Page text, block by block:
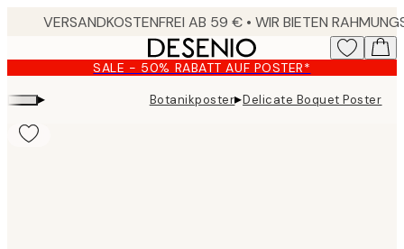
content.
SALE - 50% RABATT AUF POSTER*
▸ Botanikposter▸Delicate Boquet Poster